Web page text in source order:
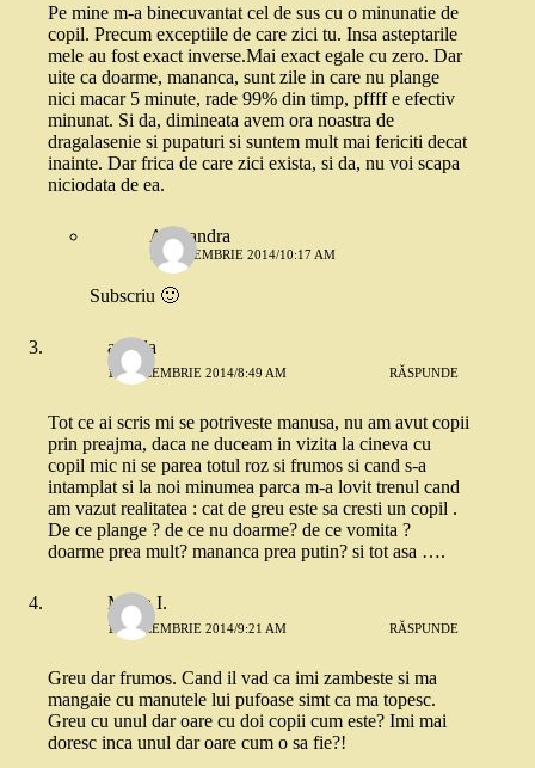
Pe mine m-a binecuvantat cel de sus cu o minunatie de
copil. Precum exceptiile de care zici tu. Insa asteptarile
mele au fost exact inverse.Mai exact egale cu zero. Dar
uite ca doarme, mananca, sunt zile in care nu plange
nici macar 5 minute, rade 99% din timp, pffff e efectiv
minunat. Si da, dimineata avem ora noastra de
dragalasenie si pupaturi si suntem mult mai fericiti decat
inainte. Dar frica de care zici exista, si da, nu voi scapa
niciodata de ea.
Allesandra
15 DECEMBRIE 2014/10:17 AM
Subscriu 🙂
angela
15 DECEMBRIE 2014/8:49 AM RĂSPUNDE
Tot ce ai scris mi se potriveste manusa, nu am avut copii
prin preajma, daca ne duceam in vizita la cineva cu
copil mic ni se parea totul roz si frumos si cand s-a
intamplat si la noi minumea parca m-a lovit trenul cand
am vazut realitatea : cat de greu este sa cresti un copil .
De ce plange ? de ce nu doarme? de ce vomita ?
doarme prea mult? mananca prea putin? si tot asa ….
Maria I.
15 DECEMBRIE 2014/9:21 AM RĂSPUNDE
Greu dar frumos. Cand il vad ca imi zambeste si ma
mangaie cu manutele lui pufoase simt ca ma topesc.
Greu cu unul dar oare cu doi copii cum este? Imi mai
doresc inca unul dar oare cum o sa fie?!